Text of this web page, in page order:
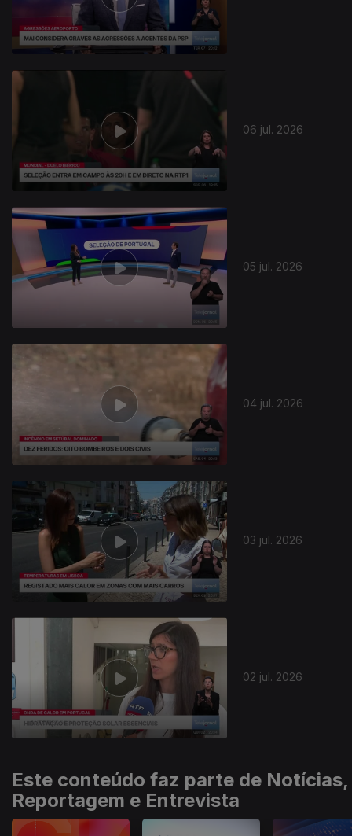
06 jul. 2026
05 jul. 2026
04 jul. 2026
03 jul. 2026
02 jul. 2026
940307
Este conteúdo faz parte de Notícias,
Reportagem e Entrevista